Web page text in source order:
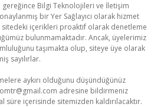
gereğince Bilgi Teknolojileri ve İletişim
bir Yer Sağlayıcı olarak hizmet
içerikleri proaktif olarak denetleme
bulunmamaktadır. Ancak, üyelerimiz
taşımakta olup, siteye üye olarak
sayılırlar.
aykırı olduğunu düşündüğünüz
adresine bildirmeniz
süre içerisinde sitemizden kaldırılacaktır.